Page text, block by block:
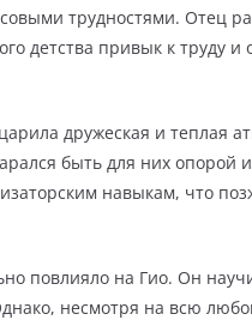
трудностями. Отец
детства привык к труду и
дружеская и теплая
быть для них опорой
навыкам, что
повлияло на Гио. Он
несмотря на всю